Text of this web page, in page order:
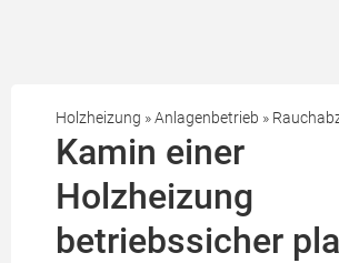
Holzheizung »Anlagenbetrieb »
Kamin einer
Holzheizung
betriebssicher